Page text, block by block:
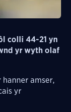
colli 44-21 yn
yr wyth olaf
amser,
yr